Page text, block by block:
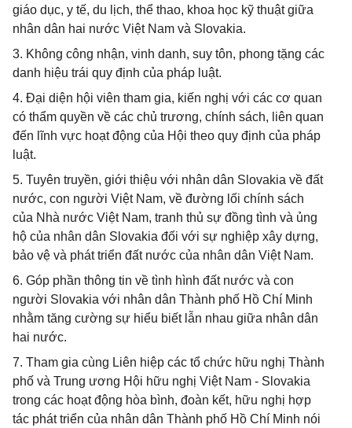
giáo dục, y tế, du lịch, thể thao, khoa học kỹ thuật giữa
nhân dân hai nước Việt Nam và Slovakia.
3. Không công nhận, vinh danh, suy tôn, phong tặng các
danh hiệu trái quy định của pháp luật.
4. Đại diện hội viên tham gia, kiến nghị với các cơ quan
có thẩm quyền về các chủ trương, chính sách, liên quan
đến lĩnh vực hoạt động của Hội theo quy định của pháp
luật.
5. Tuyên truyền, giới thiệu với nhân dân Slovakia về đất
nước, con người Việt Nam, về đường lối chính sách
của Nhà nước Việt Nam, tranh thủ sự đồng tình và ủng
hộ của nhân dân Slovakia đối với sự nghiệp xây dựng,
bảo vệ và phát triển đất nước của nhân dân Việt Nam.
6. Góp phần thông tin về tình hình đất nước và con
người Slovakia với nhân dân Thành phố Hồ Chí Minh
nhằm tăng cường sự hiểu biết lẫn nhau giữa nhân dân
hai nước.
7. Tham gia cùng Liên hiệp các tổ chức hữu nghị Thành
phố và Trung ương Hội hữu nghị Việt Nam - Slovakia
trong các hoạt động hòa bình, đoàn kết, hữu nghị hợp
tác phát triển của nhân dân Thành phố Hồ Chí Minh nói